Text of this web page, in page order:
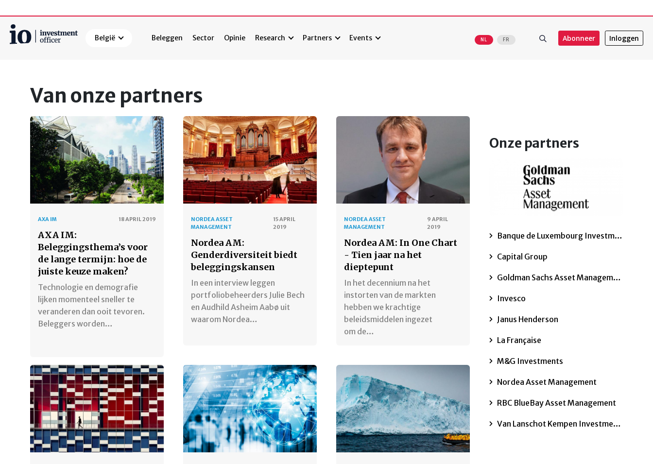
België Beleggen Sector Opinie Research Partners Events NL FR Abonneer Inloggen
Van onze partners
AXA IM 18 APRIL 2019
AXA IM:
Beleggingsthema’s voor
de lange termijn: hoe de
juiste keuze maken?
Technologie en demografie
lijken momenteel sneller te
veranderen dan ooit tevoren.
Beleggers worden…
NORDEA ASSET
MANAGEMENT
15 APRIL
2019
Nordea AM:
Genderdiversiteit biedt
beleggingskansen
In een interview leggen
portfoliobeheerders Julie Bech
en Audhild Asheim Aabø uit
waarom Nordea…
NORDEA ASSET
MANAGEMENT
9 APRIL
2019
Nordea AM: In One Chart
- Tien jaar na het
dieptepunt
In het decennium na het
instorten van de markten
hebben we krachtige
beleidsmiddelen ingezet
om de…
Onze partners
Banque de Luxembourg Investments
Capital Group
Goldman Sachs Asset Management
Invesco
Janus Henderson
La Française
M&G Investments
Nordea Asset Management
RBC BlueBay Asset Management
Van Lanschot Kempen Investment Management